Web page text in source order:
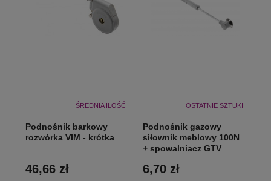
ŚREDNIA ILOŚĆ
Podnośnik barkowy
rozwórka VIM - krótka
46,66 zł
OSTATNIE SZTUKI
Podnośnik gazowy
siłownik meblowy 100N
+ spowalniacz GTV
6,70 zł